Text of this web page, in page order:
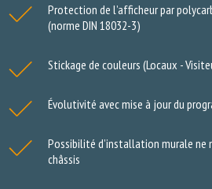
Protection de l’afficheur par
(norme DIN 18032-3)
Stickage de couleurs (Locaux -
Évolutivité avec mise à jour du
Possibilité d’installation murale ne
châssis